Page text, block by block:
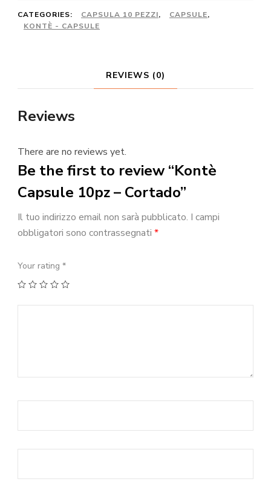
Cortado
quantity
CATEGORIES: CAPSULA 10 PEZZI, CAPSULE,
KONTÈ - CAPSULE
REVIEWS (0)
Reviews
There are no reviews yet.
Be the first to review “Kontè
Capsule 10pz – Cortado”
Il tuo indirizzo email non sarà pubblicato. I campi
obbligatori sono contrassegnati *
Your rating *
1 2 3 4